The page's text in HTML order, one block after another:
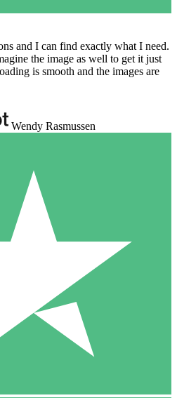
and I can find exactly what I need.
the image as well to get it just
is smooth and the images are
Wendy Rasmussen